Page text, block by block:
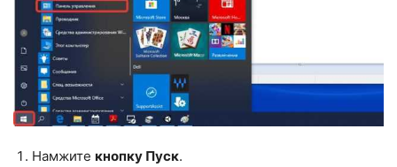
Намжите кнопку Пуск.